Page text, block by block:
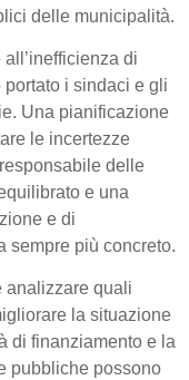
delle municipalità.
di
i sindaci e gli
Una pianificazione
le incertezze
delle
e una
e di
sempre più concreto.
analizzare quali
la situazione
di finanziamento e la
pubbliche possono